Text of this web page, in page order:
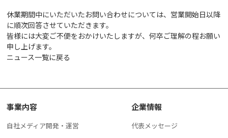
休業期間中にいただいたお問い合わせについては、営業開始日以降
に順次回答させていただきます。
皆様には大変ご不便をおかけいたしますが、何卒ご理解の程お願い
申し上げます。
ニュース一覧に戻る
事業内容
自社メディア開発・運営
企業情報
代表メッセージ